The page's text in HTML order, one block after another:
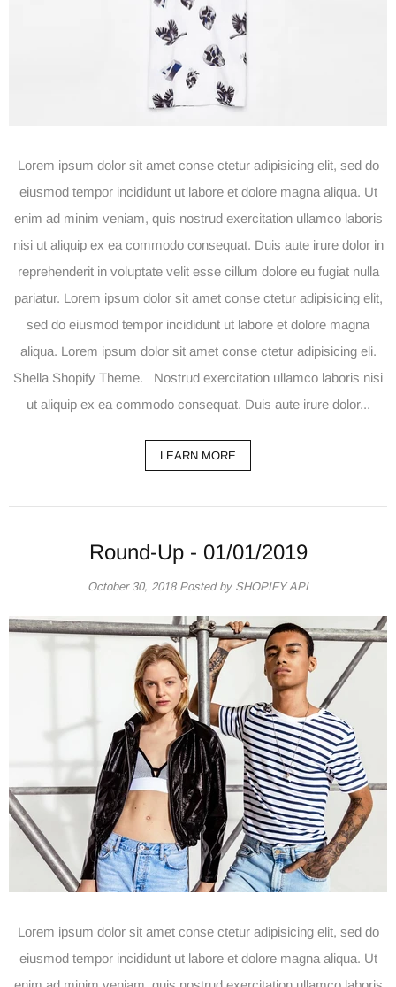
Lorem ipsum dolor sit amet conse ctetur adipisicing elit, sed do
eiusmod tempor incididunt ut labore et dolore magna aliqua. Ut
enim ad minim veniam, quis nostrud exercitation ullamco laboris
nisi ut aliquip ex ea commodo consequat. Duis aute irure dolor in
reprehenderit in voluptate velit esse cillum dolore eu fugiat nulla
pariatur. Lorem ipsum dolor sit amet conse ctetur adipisicing elit,
sed do eiusmod tempor incididunt ut labore et dolore magna
aliqua. Lorem ipsum dolor sit amet conse ctetur adipisicing eli.
Shella Shopify Theme. Nostrud exercitation ullamco laboris nisi
ut aliquip ex ea commodo consequat. Duis aute irure dolor...
LEARN MORE
Round-Up - 01/01/2019
October 30, 2018Posted by SHOPIFY API
Lorem ipsum dolor sit amet conse ctetur adipisicing elit, sed do
eiusmod tempor incididunt ut labore et dolore magna aliqua. Ut